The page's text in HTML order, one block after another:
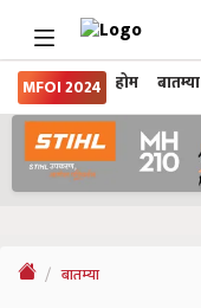
MFOI 2024 होम बातम्या
बातम्या